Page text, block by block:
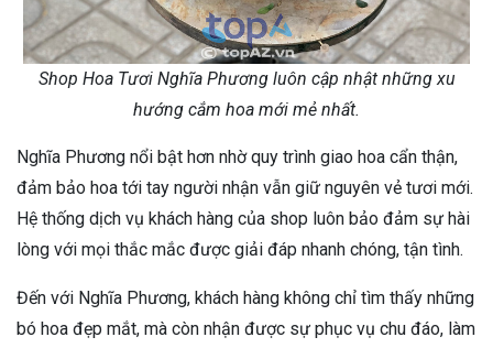
Shop Hoa Tươi Nghĩa Phương luôn cập nhật những xu
hướng cắm hoa mới mẻ nhất.
Nghĩa Phương nổi bật hơn nhờ quy trình giao hoa cẩn thận,
đảm bảo hoa tới tay người nhận vẫn giữ nguyên vẻ tươi mới.
Hệ thống dịch vụ khách hàng của shop luôn bảo đảm sự hài
lòng với mọi thắc mắc được giải đáp nhanh chóng, tận tình.
Đến với Nghĩa Phương, khách hàng không chỉ tìm thấy những
bó hoa đẹp mắt, mà còn nhận được sự phục vụ chu đáo, làm